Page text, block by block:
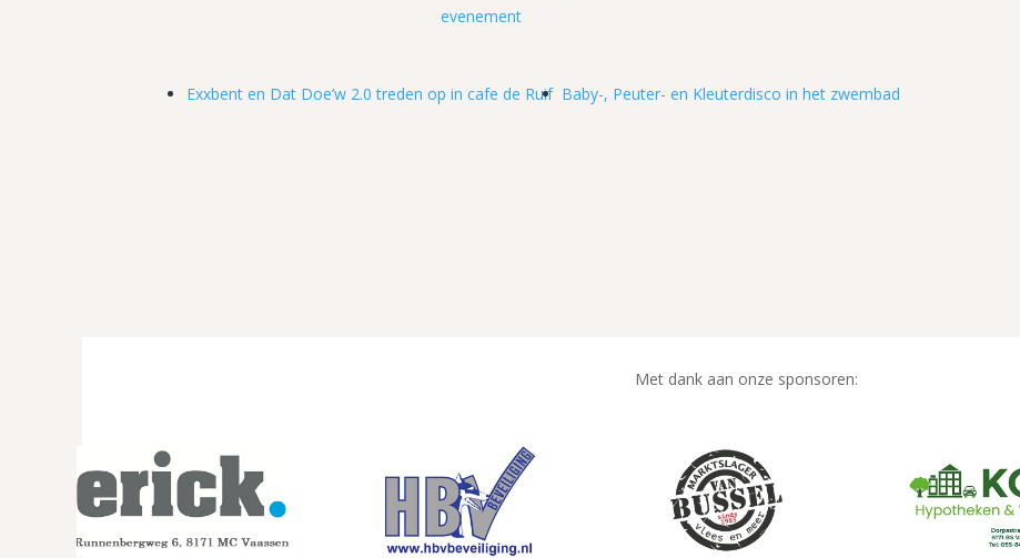
evenement
Exxbent en Dat Doe’w 2.0 treden op in cafe de Ruif Baby-, Peuter- en Kleuterdisco in het zwembad
Met dank aan onze sponsoren: